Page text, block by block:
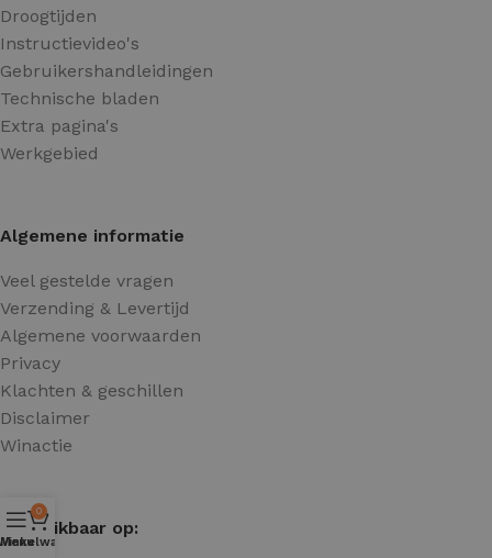
Droogtijden
Instructievideo's
Gebruikershandleidingen
Technische bladen
Extra pagina's
Werkgebied
Algemene informatie
Veel gestelde vragen
Verzending & Levertijd
Algemene voorwaarden
Privacy
Klachten & geschillen
Disclaimer
Winactie
Beschikbaar op:
Menu
0